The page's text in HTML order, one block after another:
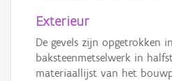
Exterieur
De gevels zijn opgetrokken
baksteenmetselwerk in
materiaallijst van het